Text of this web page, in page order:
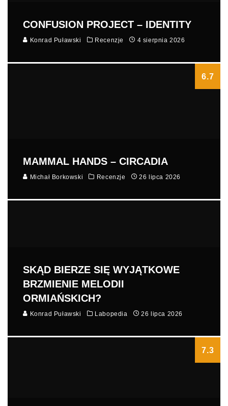
CONFUSION PROJECT – IDENTITY
Konrad Puławski Recenzje 4 sierpnia 2026
6.7
MAMMAL HANDS – CIRCADIA
Michał Borkowski Recenzje 26 lipca 2026
SKĄD BIERZE SIĘ WYJĄTKOWE
BRZMIENIE MELODII
ORMIAŃSKICH?
Konrad Puławski Labopedia 26 lipca 2026
7.3